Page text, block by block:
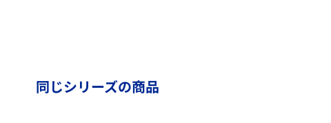
同じシリーズの商品